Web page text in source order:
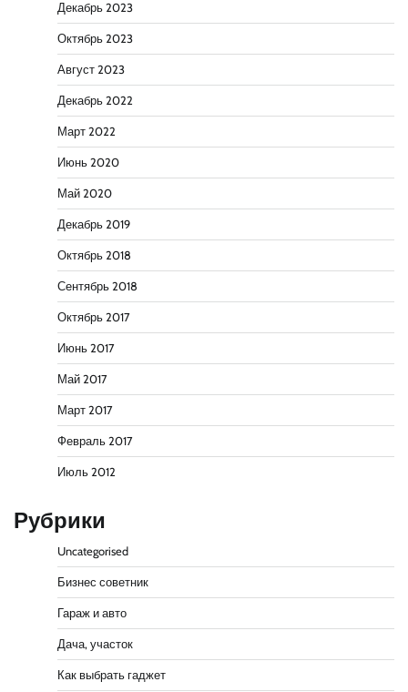
Декабрь 2023
Октябрь 2023
Август 2023
Декабрь 2022
Март 2022
Июнь 2020
Май 2020
Декабрь 2019
Октябрь 2018
Сентябрь 2018
Октябрь 2017
Июнь 2017
Май 2017
Март 2017
Февраль 2017
Июль 2012
Рубрики
Uncategorised
Бизнес советник
Гараж и авто
Дача, участок
Как выбрать гаджет